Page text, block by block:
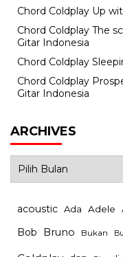
Chord Coldplay Up
Chord Coldplay The
Gitar Indonesia
Chord Coldplay
Chord Coldplay
Gitar Indonesia
ARCHIVES
acoustic Ada Adele
Bob Bruno Bukan